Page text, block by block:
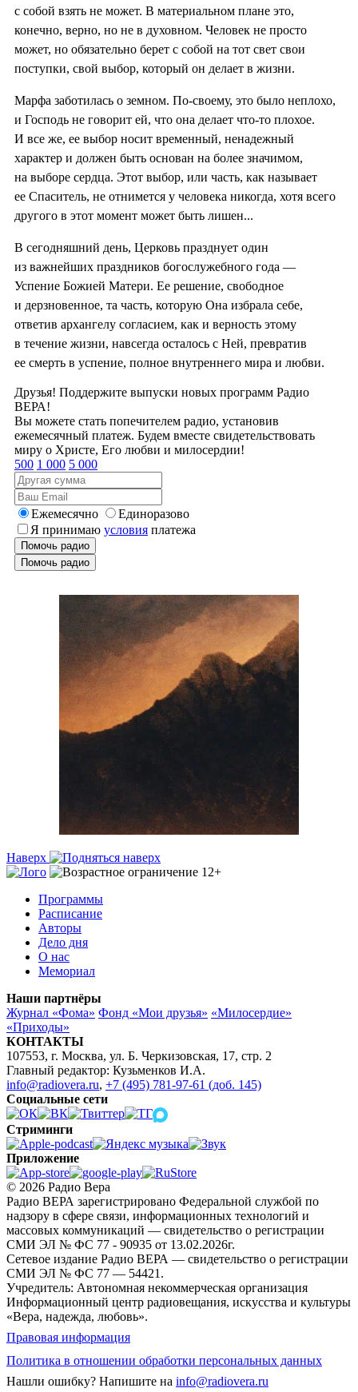
с собой взять не может. В материальном плане это,
конечно, верно, но не в духовном. Человек не просто
может, но обязательно берет с собой на тот свет свои
поступки, свой выбор, который он делает в жизни.
Марфа заботилась о земном. По-своему, это было неплохо,
и Господь не говорит ей, что она делает что-то плохое.
И все же, ее выбор носит временный, ненадежный
характер и должен быть основан на более значимом,
на выборе сердца. Этот выбор, или часть, как называет
ее Спаситель, не отнимется у человека никогда, хотя всего
другого в этот момент может быть лишен...
В сегодняшний день, Церковь празднует один
из важнейших праздников богослужебного года —
Успение Божией Матери. Ее решение, свободное
и дерзновенное, та часть, которую Она избрала себе,
ответив архангелу согласием, как и верность этому
в течение жизни, навсегда осталось с Ней, превратив
ее смерть в успение, полное внутреннего мира и любви.
Друзья! Поддержите выпуски новых программ Радио
ВЕРА!
Вы можете стать попечителем радио, установив
ежемесячный платеж. Будем вместе свидетельствовать
миру о Христе, Его любви и милосердии!
500 1 000 5 000
Ежемесячно
Единоразово
Я принимаю условия платежа
Помочь радио
Помочь радио
Наверх
Программы
Расписание
Авторы
Дело дня
О нас
Мемориал
Наши партнёры
Журнал «Фома» Фонд «Мои друзья» «Милосердие»
«Приходы»
КОНТАКТЫ
107553, г. Москва, ул. Б. Черкизовская, 17, стр. 2
Главный редактор: Кузьменков И.А.
info@radiovera.ru, +7 (495) 781-97-61 (доб. 145)
Социальные сети
Стриминги
Приложение
© 2026 Радио Вера
Радио ВЕРА зарегистрировано Федеральной службой по
надзору в сфере связи, информационных технологий и
массовых коммуникаций — свидетельство о регистрации
СМИ ЭЛ № ФС 77 - 90935 от 13.02.2026г.
Сетевое издание Радио ВЕРА — свидетельство о регистрации
СМИ ЭЛ № ФС 77 — 54421.
Учредитель: Автономная некоммерческая организация
Информационный центр радиовещания, искусства и культуры
«Вера, надежда, любовь».
Правовая информация
Политика в отношении обработки персональных данных
Нашли ошибку? Напишите на info@radiovera.ru